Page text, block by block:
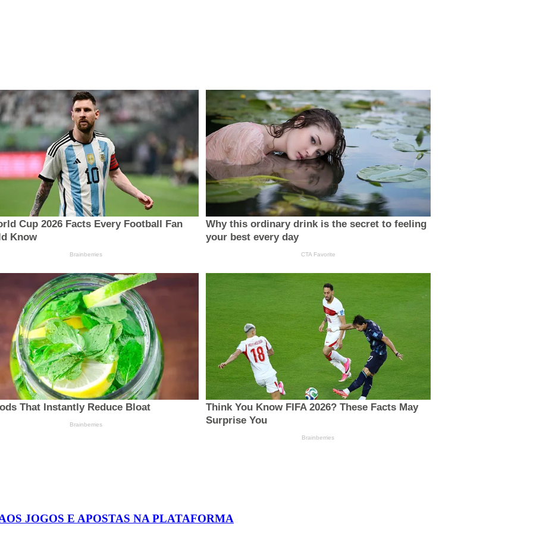
JOGOS E APOSTAS NA PLATAFORMA